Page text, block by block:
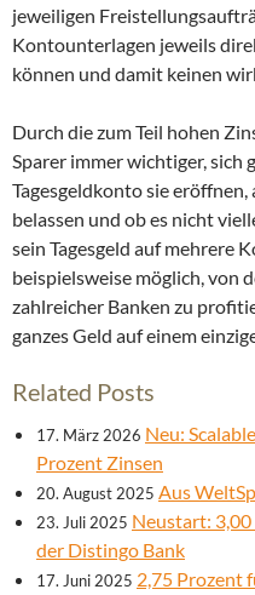
jeweiligen
Kontounterlagen jeweils
können und damit keinen
Durch die zum Teil hohen
Sparer immer wichtiger, sich
Tagesgeldkonto sie
belassen und ob es nicht
sein Tagesgeld auf mehrere
beispielsweise möglich, von
zahlreicher Banken zu
ganzes Geld auf einem
Related Posts
17. März 2026 Neu:
Prozent Zinsen
20. August 2025 Aus
23. Juli 2025 Neustart:
der Distingo Bank
17. Juni 2025 2,75 Prozent